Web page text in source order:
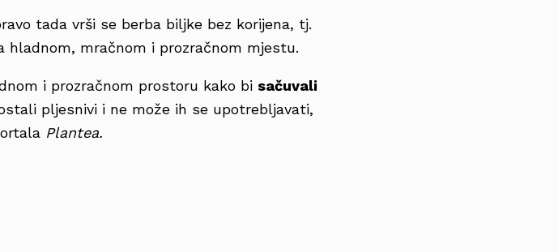
tada vrši se berba biljke bez korijena, tj.
hladnom, mračnom i prozračnom mjestu.
i prozračnom prostoru kako bi sačuvali
pljesnivi i ne može ih se upotrebljavati,
Plantea.